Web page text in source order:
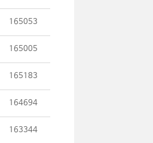
165053
165005
165183
164694
163344